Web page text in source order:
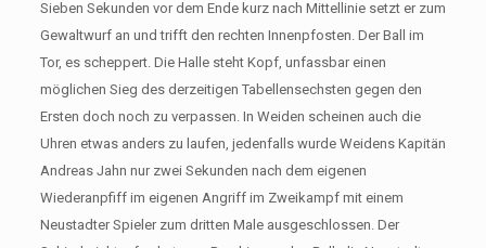
Sieben Sekunden vor dem Ende kurz nach Mittellinie setzt er zum
Gewaltwurf an und trifft den rechten Innenpfosten. Der Ball im
Tor, es scheppert. Die Halle steht Kopf, unfassbar einen
möglichen Sieg des derzeitigen Tabellensechsten gegen den
Ersten doch noch zu verpassen. In Weiden scheinen auch die
Uhren etwas anders zu laufen, jedenfalls wurde Weidens Kapitän
Andreas Jahn nur zwei Sekunden nach dem eigenen
Wiederanpfiff im eigenen Angriff im Zweikampf mit einem
Neustadter Spieler zum dritten Male ausgeschlossen. Der